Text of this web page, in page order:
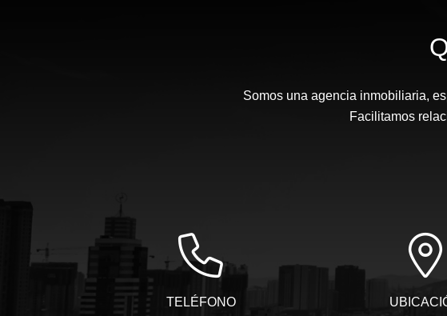
Somos una agencia inmobiliaria,
Facilitamos
TELÉFONO